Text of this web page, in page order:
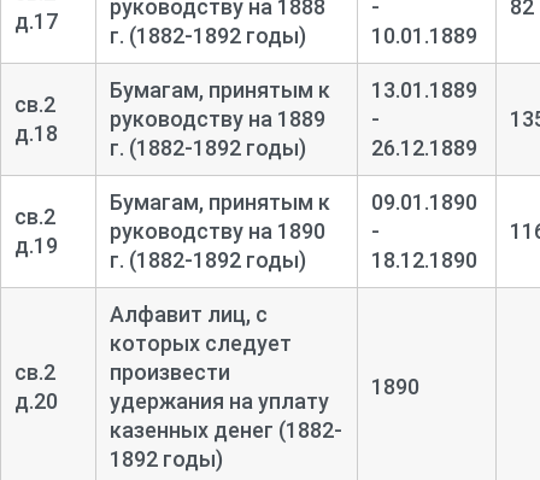
д.17
руководству на 1888
г. (1882-1892 годы)
-
10.01.1889
82
св.2
д.18
Бумагам, принятым к
руководству на 1889
г. (1882-1892 годы)
13.01.1889
-
26.12.1889
св.2
д.19
Бумагам, принятым к
руководству на 1890
г. (1882-1892 годы)
09.01.1890
-
18.12.1890
св.2
д.20
Алфавит лиц, с
которых следует
произвести
удержания на уплату
казенных денег (1882-
1892 годы)
1890